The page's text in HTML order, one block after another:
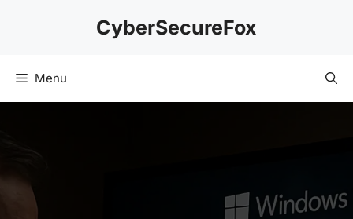
CyberSecureFox
Menu